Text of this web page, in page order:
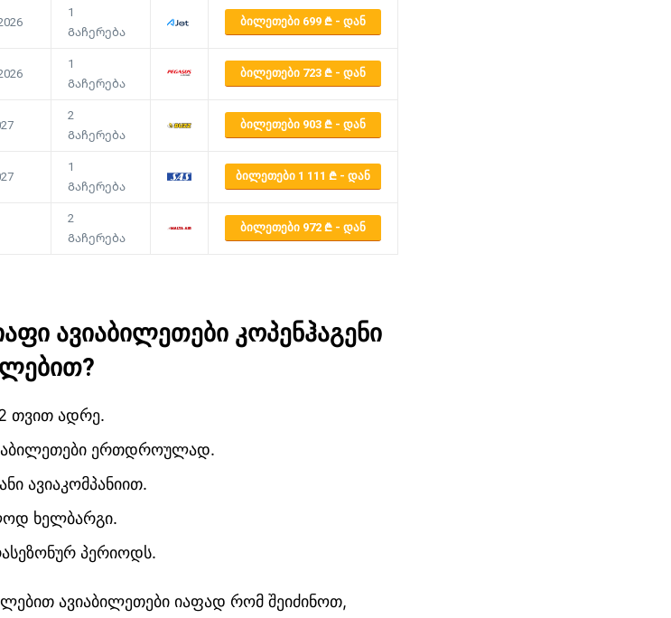
1
Გაჩერება
ᲑᲘᲚᲔᲗᲔᲑᲘ 699 - ᲓᲐᲜ
1
Გაჩერება
ᲑᲘᲚᲔᲗᲔᲑᲘ 723 - ᲓᲐᲜ
2
Გაჩერება
ᲑᲘᲚᲔᲗᲔᲑᲘ 903 - ᲓᲐᲜ
1
Გაჩერება
ᲑᲘᲚᲔᲗᲔᲑᲘ 1 111 - ᲓᲐᲜ
2
Გაჩერება
ᲑᲘᲚᲔᲗᲔᲑᲘ 972 - ᲓᲐᲜ
ავიაბილეთები კოპენჰაგენი
?
2 თვით ადრე.
ერთდროულად.
ავიაკომპანიით.
ხელბარგი.
პერიოდს.
ავიაბილეთები იაფად რომ შეიძინოთ,